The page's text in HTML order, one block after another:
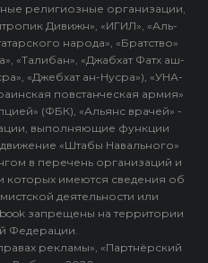
религиозные организации,
Дивижн», «ИГИЛ», «Аль-
народа», «Братство»
«Талибан», «Джабхат Фатх аш-
«Джебхат ан-Нусра»), «УНА-
повстанческая армия»
(ФБК), «Альянс врачей» -
выполняющие функции
«Штабы Навального»
в перечень организаций и
которых имеются сведения об
деятельности или
запрещены на территории
Федерации.
рекламы», «Партнёрский